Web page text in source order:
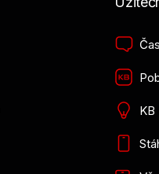
KB